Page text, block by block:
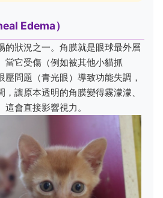
Edema）
的狀況之一。角膜就是眼球最外層
當它受傷（例如被其他小貓抓
壓問題（青光眼）導致功能失調，
讓原本透明的角膜變得霧濛濛、
會直接影響視力。